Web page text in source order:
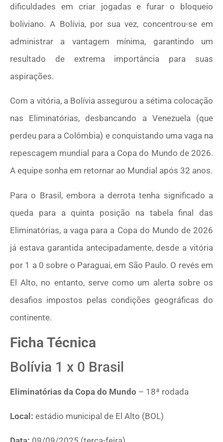
dificuldades em criar jogadas e furar o bloqueio
boliviano. A Bolívia, por sua vez, concentrou-se em
administrar a vantagem mínima, garantindo um
resultado de extrema importância para suas
aspirações.
Com a vitória, a Bolívia assegurou a sétima colocação
nas Eliminatórias, desbancando a Venezuela (que
perdeu para a Colômbia) e conquistando uma vaga na
repescagem mundial para a Copa do Mundo de 2026.
A equipe sonha em retornar ao Mundial após 32 anos.
Para o Brasil, embora a derrota tenha significado a
queda para a quinta posição na tabela final das
Eliminatórias, a vaga para a Copa do Mundo de 2026
já estava garantida antecipadamente, desde a vitória
por 1 a 0 sobre o Paraguai, em São Paulo. O revés em
El Alto, no entanto, serve como um alerta sobre os
desafios impostos pelas condições geográficas do
continente.
Ficha Técnica
Bolívia 1 x 0 Brasil
Eliminatórias da Copa do Mundo – 18ª rodada
Local: estádio municipal de El Alto (BOL)